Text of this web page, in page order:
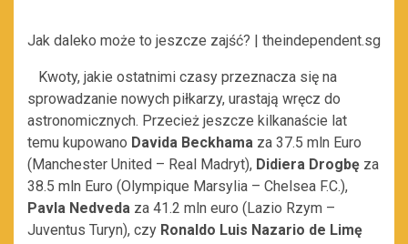
Jak daleko może to jeszcze zajść? | theindependent.sg
Kwoty, jakie ostatnimi czasy przeznacza się na
sprowadzanie nowych piłkarzy, urastają wręcz do
astronomicznych. Przecież jeszcze kilkanaście lat
temu kupowano Davida Beckhama za 37.5 mln Euro
(Manchester United – Real Madryt), Didiera Drogbę za
38.5 mln Euro (Olympique Marsylia – Chelsea F.C.),
Pavla Nedveda za 41.2 mln euro (Lazio Rzym –
Juventus Turyn), czy Ronaldo Luis Nazario de Limę